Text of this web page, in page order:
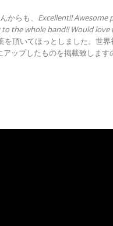
からも、 Excellent!! Awesome
the whole band!! Would
を頂いてほっとしました。世界
アップしたものを掲載致します